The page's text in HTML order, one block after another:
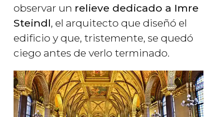
observar un relieve dedicado a Imre
Steindl, el arquitecto que diseñó el
edificio y que, tristemente, se quedó
ciego antes de verlo terminado.